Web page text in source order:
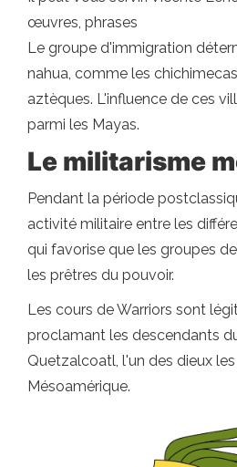
œuvres, phrases
Le groupe d'immigration
nahua, comme les
aztèques. L'influence de ces
parmi les Mayas.
Le militarisme
Pendant la période
activité militaire entre les
qui favorise que les groupes
les prêtres du pouvoir.
Les cours de Warriors sont
proclamant les descendants
Quetzalcoatl, l'un des dieux
Mésoamérique.